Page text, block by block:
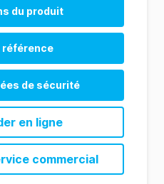
du produit
référence
de sécurité
en ligne
commercial